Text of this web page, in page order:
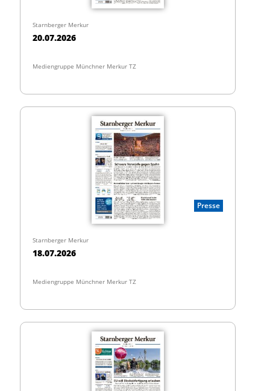
Starnberger Merkur
20.07.2026
Mediengruppe Münchner Merkur TZ
Presse
Starnberger Merkur
18.07.2026
Mediengruppe Münchner Merkur TZ